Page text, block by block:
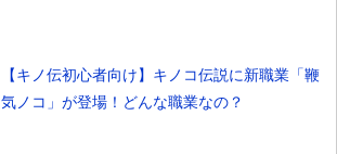
【キノ伝初心者向け】キノコ伝説に新職業「鞭
気ノコ」が登場！どんな職業なの？